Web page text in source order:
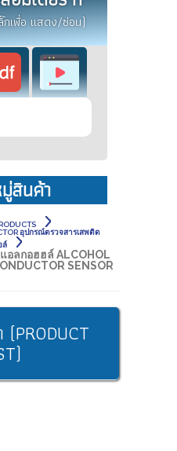
กเพื่อ แสดง/ซ่อน)
สินค้า
อุปกรณ์ตรวจสารเสพติด
ล์
อลกอฮฮล์ ALCOHOL
SENSOR